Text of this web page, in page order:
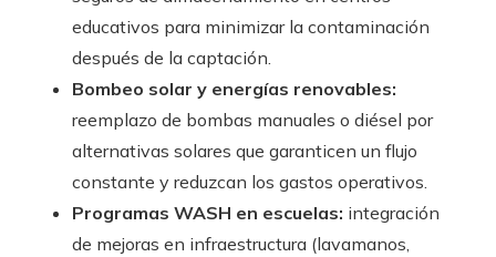
educativos para minimizar la contaminación
después de la captación.
Bombeo solar y energías renovables:
reemplazo de bombas manuales o diésel por
alternativas solares que garanticen un flujo
constante y reduzcan los gastos operativos.
Programas WASH en escuelas: integración
de mejoras en infraestructura (lavamanos,